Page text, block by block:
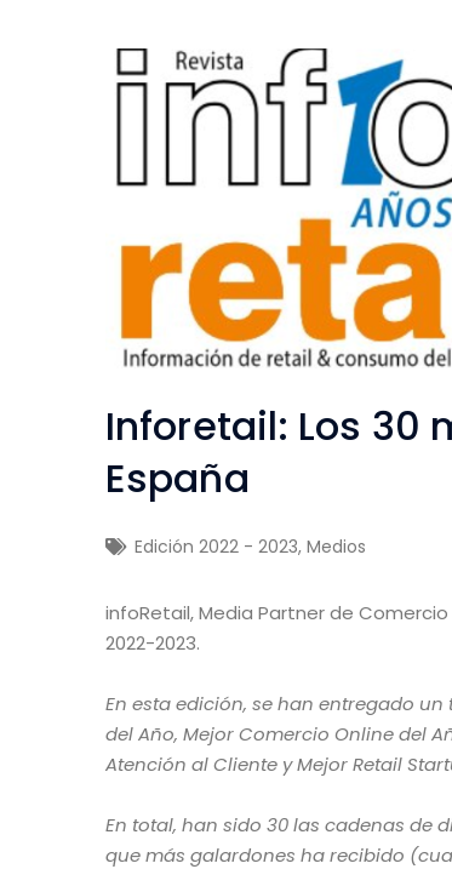
Inforetail: Los 30
España
Edición 2022 - 2023, Medios
infoRetail, Media Partner de
2022-2023.
En esta edición, se han entregado
del Año, Mejor Comercio Online del
Atención al Cliente y Mejor Retail
En total, han sido 30 las cadenas de
que más galardones ha recibido